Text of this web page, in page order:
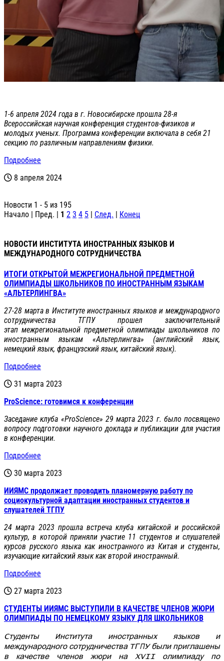
1-6 апреля 2024 года в г. Новосибирске прошла 28-я
Всероссийская научная конференция студентов-физиков и
молодых ученых. Программа конференции включала в себя 21
секцию по различным направлениям физики.
Подробнее
8 апреля 2024
Новости 1 - 5 из 195
Начало | Пред. | 1 2 3 4 5 | След. | Конец
НОВОСТИ ИНСТИТУТА ИНОСТРАННЫХ ЯЗЫКОВ И
МЕЖДУНАРОДНОГО СОТРУДНИЧЕСТВА
ИТОГИ ОТКРЫТОЙ МЕЖРЕГИОНАЛЬНОЙ ПРЕДМЕТНОЙ
ОЛИМПИАДЫ ШКОЛЬНИКОВ ПО ИНОСТРАННЫМ ЯЗЫКАМ
«АЛЬТЕРЛИНГВА»
27-28 марта в Институте иностранных языков и международного
сотрудничества ТГПУ прошел заключительный
этап межрегиональной предметной олимпиады школьников по
иностранным языкам «Альтерлингва» (английский язык,
немецкий язык, французский язык, китайский язык).
Подробнее
31 марта 2023
ProScience: готовимся к конференции
Заседание клуба «ProScience» 29 марта 2023 г. было посвящено
вопросу подготовки научного доклада и публикации для участия
в конференции.
Подробнее
30 марта 2023
ИИЯМС продолжает проводить планомерную работу по
социокультурной адаптации иностранных студентов и
слушателей ТГПУ
24 марта 2023 прошла встреча клуба китайской и российской
культур, в которой приняли участие 11 студентов и слушателей
курсов русского языка как иностранного из Китая и студенты,
изучающие китайский язык как второй иностранный.
Подробнее
27 марта 2023
СТУДЕНТЫ ИИЯМС ВЫСТУПИЛИ В КАЧЕСТВЕ ЧЛЕНОВ ЖЮРИ
ОЛИМПИАДЫ ПО НЕМЕЦКОМУ ЯЗЫКУ ДЛЯ ШКОЛЬНИКОВ
Студенты Института иностранных языков и
международного сотрудничества ТГПУ были приглашены
в качестве членов жюри на
XVIIолимпиаду по